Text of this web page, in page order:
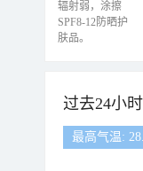
辐射弱，涂擦
SPF8-12防晒护
肤品。
过去24小
最高气温: